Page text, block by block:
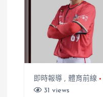
即時報導 , 體育前線
31 views